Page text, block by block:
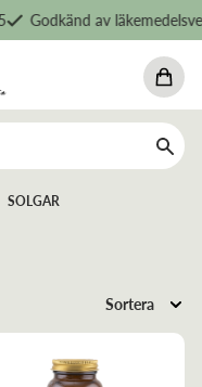
Godkänd av
SOLGAR
Sortera